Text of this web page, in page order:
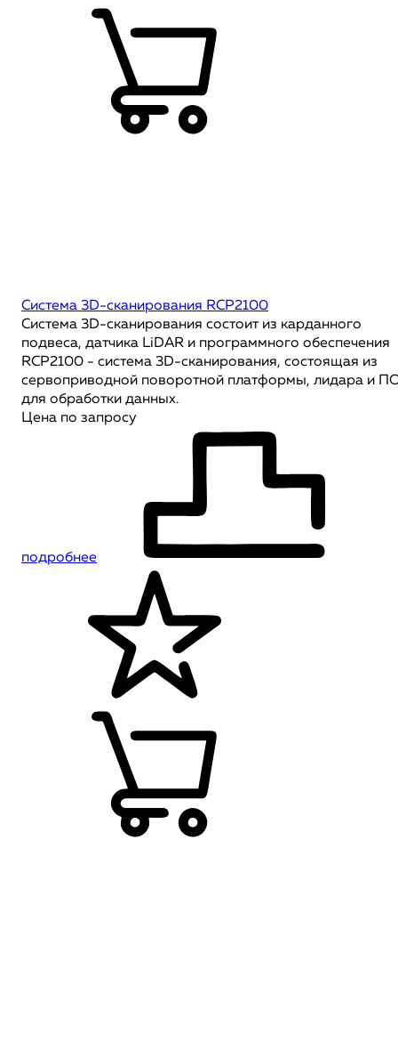
Система 3D-сканирования RCP2100
Система 3D-сканирования состоит из карданного
подвеса, датчика LiDAR и программного обеспечения
RCP2100 - система 3D-сканирования, состоящая из
сервоприводной поворотной платформы, лидара и
для обработки данных.
Цена по запросу
подробнее